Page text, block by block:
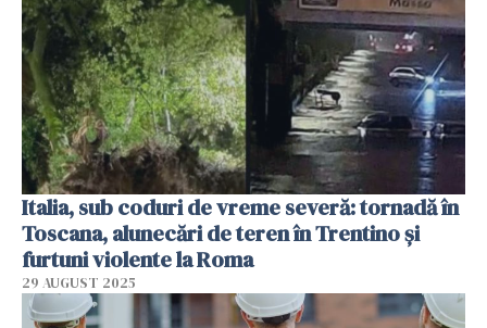
Italia, sub coduri de vreme severă: tornadă în
Toscana, alunecări de teren în Trentino și
furtuni violente la Roma
29 AUGUST 2025